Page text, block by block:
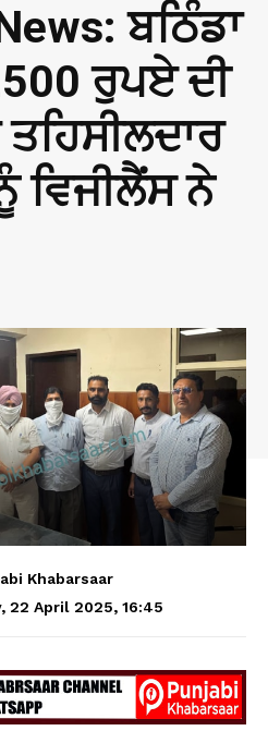
ਬਠਿੰਡਾ
ਰੁਪਏ ਦੀ
ਵਿਜੀਲੈਂਸ ਨੇ
Khabarsaar
22 April 2025, 16:45